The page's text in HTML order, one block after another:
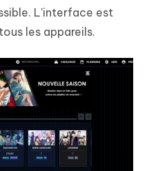
L'interface est
les appareils.